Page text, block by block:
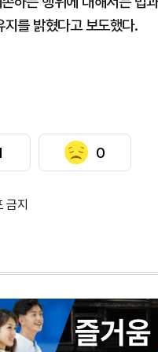
를 밝혔다고 보도했다.
0
금지